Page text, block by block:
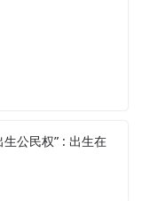
公民权” : 出生在